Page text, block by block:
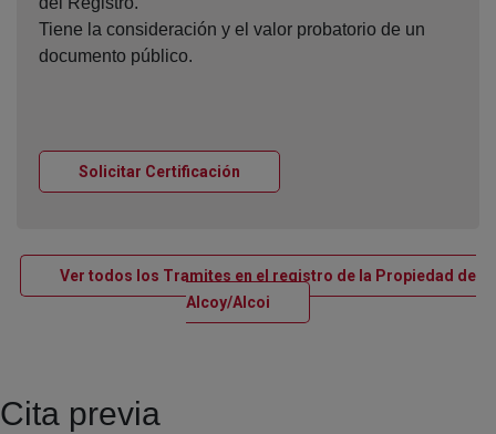
Tiene la consideración y el valor probatorio de un
documento público.
Solicitar Certificación
Ver todos los Tramites en el registro de la Propiedad de
Alcoy/Alcoi Ventana nueva
Cita previa